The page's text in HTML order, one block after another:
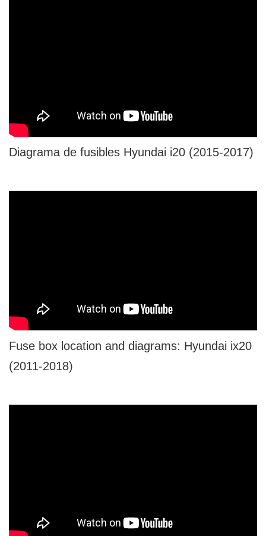
Diagrama de fusibles Hyundai i20 (2015-2017)
Fuse box location and diagrams: Hyundai ix20
(2011-2018)